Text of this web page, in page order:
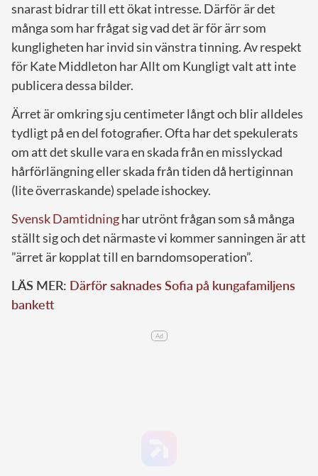
snarast bidrar till ett ökat intresse. Därför är det
många som har frågat sig vad det är för ärr som
kungligheten har invid sin vänstra tinning. Av respekt
för Kate Middleton har Allt om Kungligt valt att inte
publicera dessa bilder.
Ärret är omkring sju centimeter långt och blir alldeles
tydligt på en del fotografier. Ofta har det spekulerats
om att det skulle vara en skada från en misslyckad
hårförlängning eller skada från tiden då hertiginnan
(lite överraskande) spelade ishockey.
Svensk Damtidninghar utrönt frågan som så många
ställt sig och det närmaste vi kommer sanningen är att
”ärret är kopplat till en barndomsoperation”.
LÄS MER: Därför saknades Sofia på kungafamiljens
bankett